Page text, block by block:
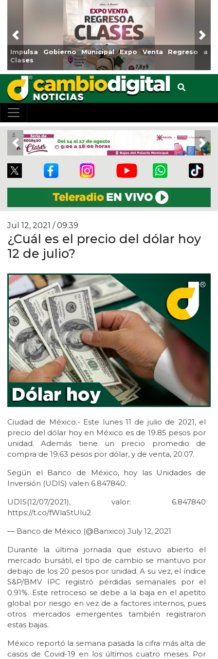
Expo Venta Regreso a
Reabrirá Coatzacoalcos
Centro
Previous
Previous
Jul 12, 2021 / 09:39
¿Cuál es el precio del dólar hoy
12 de julio?
Ciudad de México.- Este lunes 11 de julio de 2021, el
precio del dólar hoy en México es de 19.85 pesos por
unidad. Además tiene un precio promedio de
compra de 19.63 pesos por dólar, y de venta, 20.07.
Según el Banco de México, hoy las Unidades de
Inversión (UDIS) valen 6.847840:
UDIS(12/07/2021), valor: 6.847840
https://t.co/fWlaStUlu2
— Banco de México (@Banxico) July 12, 2021
Durante la última jornada que estuvo abierto el
mercado bursátil, el tipo de cambio se mantuvo por
debajo de los 20 pesos por unidad. A su vez, el índice
S&P/BMV IPC registró pérdidas semanales por el
0.91%. Este retroceso se debe a la baja en el apetito
global por riesgo en vez de a factores internos, pues
otros mercados emergentes también registraron
estas bajas.
México reportó la semana pasada la cifra más alta de
casos de Covid-19 en los últimos cuatro meses. Por